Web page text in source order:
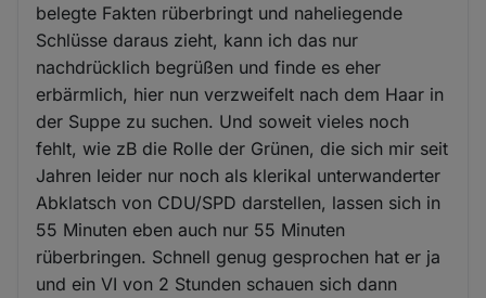
belegte Fakten rüberbringt und naheliegende
Schlüsse daraus zieht, kann ich das nur
nachdrücklich begrüßen und finde es eher
erbärmlich, hier nun verzweifelt nach dem Haar in
der Suppe zu suchen. Und soweit vieles noch
fehlt, wie zB die Rolle der Grünen, die sich mir seit
Jahren leider nur noch als klerikal unterwanderter
Abklatsch von CDU/SPD darstellen, lassen sich in
55 Minuten eben auch nur 55 Minuten
rüberbringen. Schnell genug gesprochen hat er ja
und ein VI von 2 Stunden schauen sich dann